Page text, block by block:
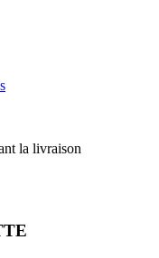
la livraison